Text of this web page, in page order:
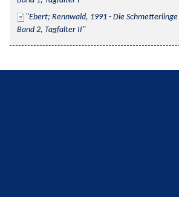
Ebert; Rennwald, 1991 - Die
Band 2, Tagfalter II